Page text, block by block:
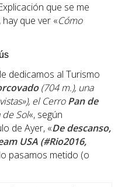
que se me
que ver «Cómo
dedicamos al Turismo
(704 m.), una
el CerroPan de
de Sol«, según
de Ayer, «De descanso,
USA (#Rio2016,
pasamos metido (o